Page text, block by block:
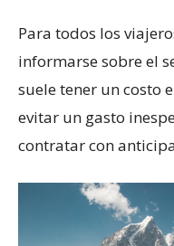
Para todos los
informarse sobre el
suele tener un costo
evitar un gasto
contratar con